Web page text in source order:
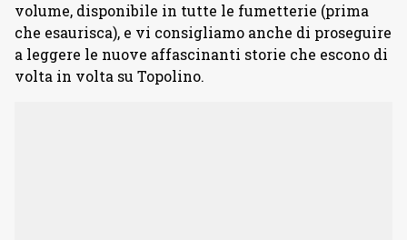
volume, disponibile in tutte le fumetterie (prima
che esaurisca), e vi consigliamo anche di proseguire
a leggere le nuove affascinanti storie che escono di
volta in volta su Topolino.